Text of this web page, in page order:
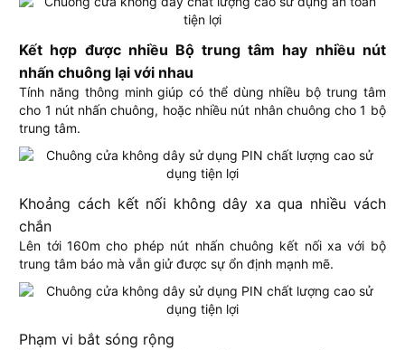
Kết hợp được nhiều Bộ trung tâm hay nhiều nút
nhấn chuông lại với nhau
Tính năng thông minh giúp có thể dùng nhiều bộ trung tâm
cho 1 nút nhấn chuông, hoặc nhiều nút nhân chuông cho 1 bộ
trung tâm.
Khoảng cách kết nối không dây xa qua nhiều vách
chắn
Lên tới 160m cho phép nút nhấn chuông kết nối xa với bộ
trung tâm báo mà vẫn giử được sự ổn định mạnh mẽ.
Phạm vi bắt sóng rộng